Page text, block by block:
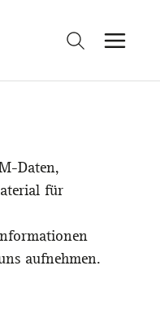
Daten,
für
aufnehmen.